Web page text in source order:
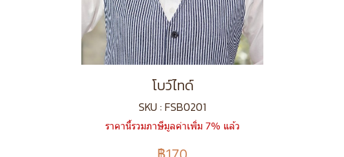
โบว์ไทด์
SKU : FSB0201
ราคานี้รวมภาษีมูลค่าเพิ่ม 7% แล้ว